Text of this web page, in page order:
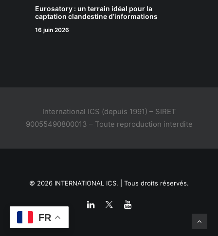
Eurosatory : un terrain idéal pour la
captation clandestine d’informations
16 juin 2026
International ICS (depuis 1991) – SIRET
90055490800013 – Toute reproduction interdite
© 2026 INTERNATIONAL ICS. | Tous droits réservés.
FR